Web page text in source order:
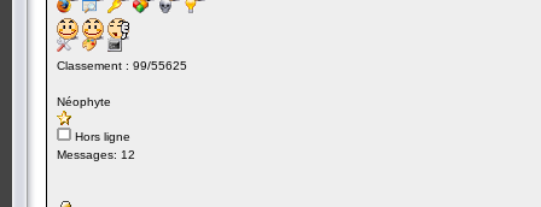
Classement : 99/55625
Néophyte
Hors ligne
Messages: 12